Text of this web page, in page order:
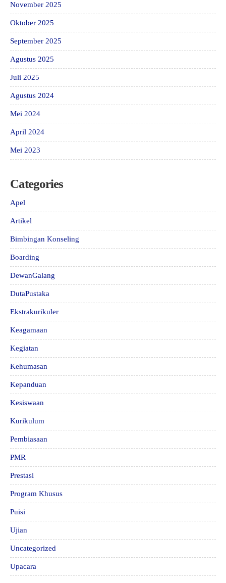
November 2025
Oktober 2025
September 2025
Agustus 2025
Juli 2025
Agustus 2024
Mei 2024
April 2024
Mei 2023
Categories
Apel
Artikel
Bimbingan Konseling
Boarding
DewanGalang
DutaPustaka
Ekstrakurikuler
Keagamaan
Kegiatan
Kehumasan
Kepanduan
Kesiswaan
Kurikulum
Pembiasaan
PMR
Prestasi
Program Khusus
Puisi
Ujian
Uncategorized
Upacara